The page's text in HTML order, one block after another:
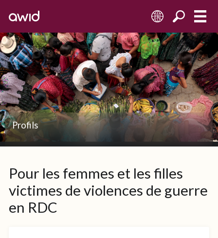
FR
Profils
Pour les femmes et les filles
victimes de violences de guerre
en RDC